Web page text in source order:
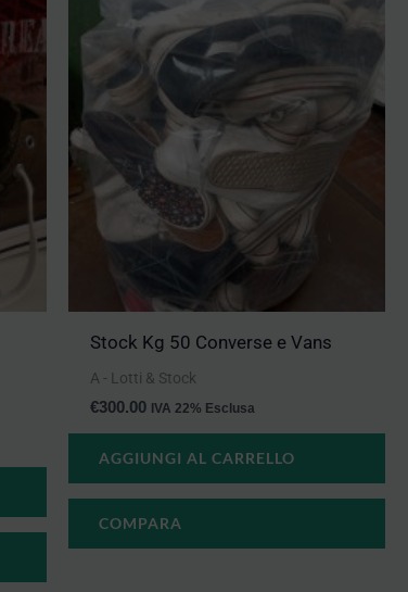
Stock Kg 50 Converse e Vans
A - Lotti & Stock
€300.00 IVA 22% Esclusa
AGGIUNGI AL CARRELLO
COMPARA